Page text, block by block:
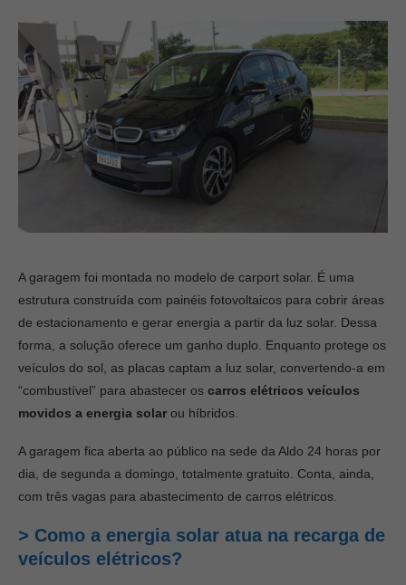
A garagem foi montada no modelo de carport solar. É uma
estrutura construída com painéis fotovoltaicos para cobrir áreas
de estacionamento e gerar energia a partir da luz solar. Dessa
forma, a solução oferece um ganho duplo. Enquanto protege os
veículos do sol, as placas captam a luz solar, convertendo-a em
“combustível” para abastecer os carros elétricos veículos
movidos a energia solar ou híbridos.
A garagem fica aberta ao público na sede da Aldo 24 horas por
dia, de segunda a domingo, totalmente gratuito. Conta, ainda,
com três vagas para abastecimento de carros elétricos.
> Como a energia solar atua na recarga de
veículos elétricos?